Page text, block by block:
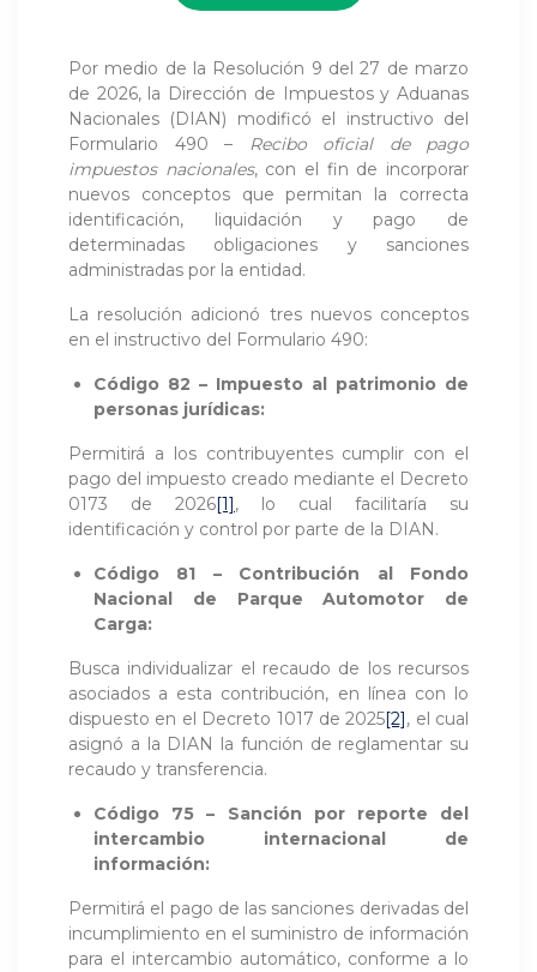
Por medio de la Resolución 9 del 27 de marzo
de 2026, la Dirección de Impuestos y Aduanas
Nacionales (DIAN) modificó el instructivo del
Formulario 490 – Recibo oficial de pago
impuestos nacionales, con el fin de incorporar
nuevos conceptos que permitan la correcta
identificación, liquidación y pago de
determinadas obligaciones y sanciones
administradas por la entidad.
La resolución adicionó tres nuevos conceptos
en el instructivo del Formulario 490:
Código 82 – Impuesto al patrimonio de
personas jurídicas:
Permitirá a los contribuyentes cumplir con el
pago del impuesto creado mediante el Decreto
0173 de 2026[1], lo cual facilitaría su
identificación y control por parte de la DIAN.
Código 81 – Contribución al Fondo
Nacional de Parque Automotor de
Carga:
Busca individualizar el recaudo de los recursos
asociados a esta contribución, en línea con lo
dispuesto en el Decreto 1017 de 2025[2], el cual
asignó a la DIAN la función de reglamentar su
recaudo y transferencia.
Código 75 – Sanción por reporte del
intercambio internacional de
información:
Permitirá el pago de las sanciones derivadas del
incumplimiento en el suministro de información
para el intercambio automático, conforme a lo